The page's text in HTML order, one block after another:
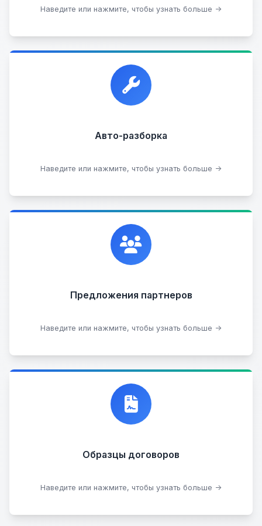
Наведите или нажмите, чтобы узнать больше →
Посмотреть каталог
Авто-разборка
Наведите или нажмите, чтобы узнать больше →
Прием автомобилей для разборки на запчасти в
любом состоянии.
Сдать на разборку
Предложения партнеров
Наведите или нажмите, чтобы узнать больше →
Сотрудничаем с лучшими организациями. Если у
вас есть интересные идеи, мы всегда открыты к
сотрудничеству.
Стать партнером
Образцы договоров
Наведите или нажмите, чтобы узнать больше →
Договор купли-продажи
Скачать образцы